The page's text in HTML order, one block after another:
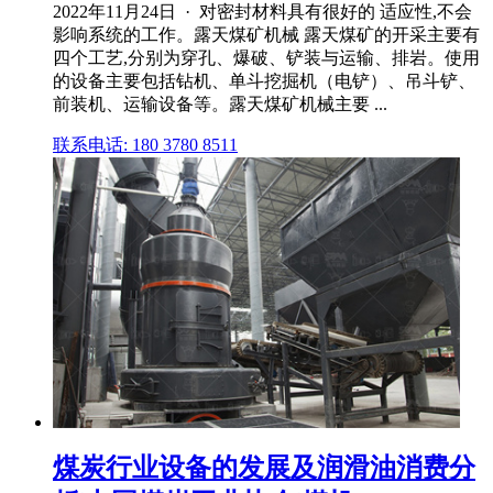
2022年11月24日 · 对密封材料具有很好的 适应性,不会
影响系统的工作。露天煤矿机械 露天煤矿的开采主要有
四个工艺,分别为穿孔、爆破、铲装与运输、排岩。使用
的设备主要包括钻机、单斗挖掘机（电铲）、吊斗铲、
前装机、运输设备等。露天煤矿机械主要 ...
联系电话: 180 3780 8511
煤炭行业设备的发展及润滑油消费分